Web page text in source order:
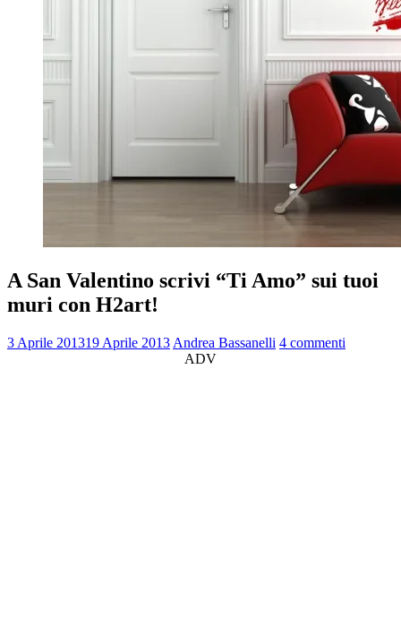
A San Valentino scrivi “Ti Amo” sui tuoi
muri con H2art!
3 Aprile 201319 Aprile 2013 Andrea Bassanelli 4 commenti
ADV